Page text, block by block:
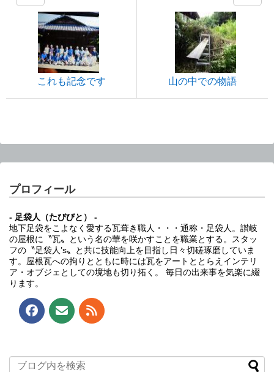
これも記念です 山の中での物語
プロフィール
- 足袋人（たびびと） -
地下足袋をこよなく愛する瓦葺き職人・・・通称・足袋人。讃岐
の屋根に〝瓦〟という名の華を咲かすことを職業とする。スタッ
フの〝足袋人’s〟と共に技能向上を目指し日々切磋琢磨していま
す。屋根瓦への拘りとともに時には瓦をアートととらえインテリ
ア・オブジェとしての境地も切り拓く。 毎日の出来事を気楽に綴
ります。